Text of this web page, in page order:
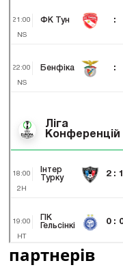
партнерів